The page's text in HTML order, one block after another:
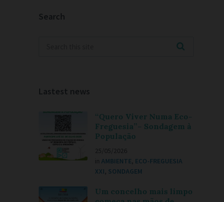
Search
Lastest news
“Quero Viver Numa Eco-
Freguesia”– Sondagem à
População
25/05/2026
inAMBIENTE, ECO-FREGUESIA
XXI , SONDAGEM
Um concelho mais limpo